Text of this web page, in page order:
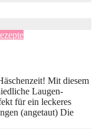
Mit diesem
Laugen-
für ein leckeres
(angetaut) Die